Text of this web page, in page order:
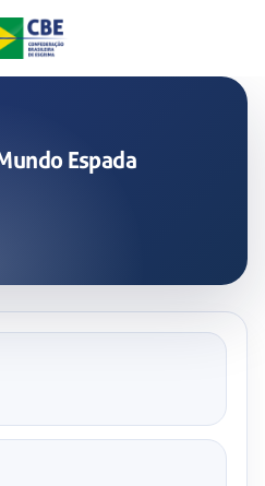
Espada